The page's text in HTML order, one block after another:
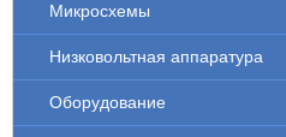
Микросхемы
Низковольтная аппаратура
Оборудование